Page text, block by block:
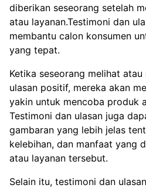
diberikan seseorang setelah
atau layanan.Testimoni dan
membantu calon konsumen
yang tepat.
Ketika seseorang melihat
ulasan positif, mereka akan
yakin untuk mencoba produk
Testimoni dan ulasan juga
gambaran yang lebih jelas
kelebihan, dan manfaat yang
atau layanan tersebut.
Selain itu, testimoni dan